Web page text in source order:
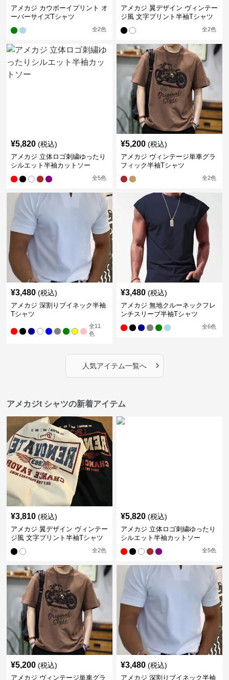
アメカジ カウボーイプリント オ
ーバーサイズTシャツ
全2色
アメカジ 翼デザイン ヴィンテー
ジ風 文字プリント半袖Tシャツ
全2色
¥5,820 (税込)
アメカジ 立体ロゴ刺繍ゆったり
シルエット半袖カットソー
全5色
¥5,200 (税込)
アメカジ ヴィンテージ単車グラ
フィック半袖Tシャツ
全2色
¥3,480 (税込)
アメカジ 深割りブイネック半袖
Tシャツ
全11
色
¥3,480 (税込)
アメカジ 無地クルーネックフレ
ンチスリーブ半袖Tシャツ
全6色
人気アイテム一覧へ ›
アメカジt シャツの新着アイテム
¥3,810 (税込)
アメカジ 翼デザイン ヴィンテー
ジ風 文字プリント半袖Tシャツ
全2色
¥5,820 (税込)
アメカジ 立体ロゴ刺繍ゆったり
シルエット半袖カットソー
全5色
¥5,200 (税込)
アメカジ ヴィンテージ単車グラ
¥3,480 (税込)
アメカジ 深割りブイネック半袖